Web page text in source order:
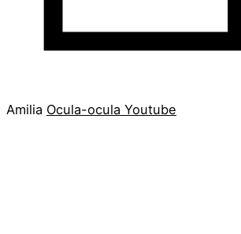
Amilia Ocula-ocula Youtube